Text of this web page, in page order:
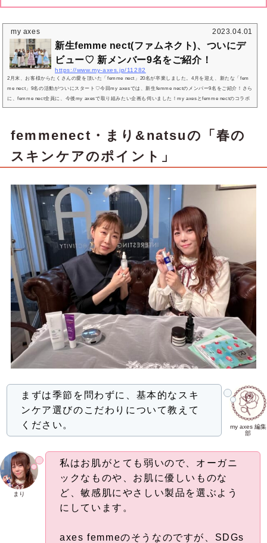
my axes 2023.04.01
新生femme nect(ファムネクト)、ついにデ
ビュー♡ 新メンバー9名をご紹介！
https://www.my-axes.jp/11282
2月末、お客様からたくさんの愛を頂いた「femme nect」20名が卒業しました。4月を迎え、新たな「fem
me nect」9名の活動がついにスタート♡今回my axesでは、新生femme nectのメンバー9名をご紹介！さら
に、femme nect全員に、今後my axesで取り組みたい企画も伺いました！my axesとfemme nectのコラボ
企画にも注目です♪femme nect(ファムネクト)とは？「axes femme connect ⇒femme nect(ファムネク
femmenect・まり&natsuの「春の
スキンケアのポイント」
my axes 編集
部
まずは季節を問わずに、基本的なスキ
ンケア選びのこだわりについて教えて
ください。
まり
私はお肌がとても弱いので、オーガニ
ックなものや、お肌に優しいものな
ど、敏感肌にやさしい製品を選ぶよう
にしています。
axes femmeのそうなのですが、SDGs